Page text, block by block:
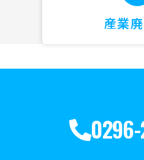
産業